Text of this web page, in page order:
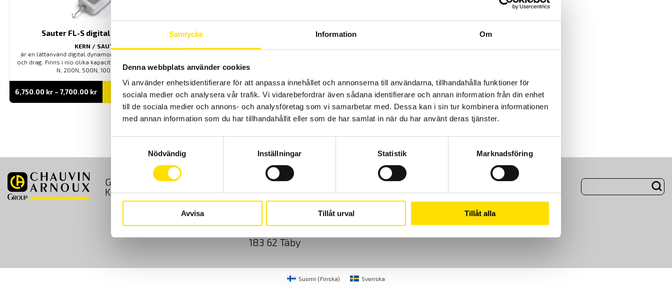
Samtycke Information Om
Denna webbplats använder cookies
Vi använder enhetsidentifierare för att anpassa innehållet och annonserna till användarna, tillhandahålla funktioner för
sociala medier och analysera vår trafik. Vi vidarebefordrar även sådana identifierare och annan information från din enhet
till de sociala medier och annons- och analysföretag som vi samarbetar med. Dessa kan i sin tur kombinera informationen
med annan information som du har tillhandahållit eller som de har samlat in när du har använt deras tjänster.
Nödvändig
Inställningar Statistik Marknadsföring
Avvisa Tillåt urval Tillåt alla
Sauter FL-S digital dynamometer
KERN / SAUTER FL
är en lättanvänd digital dynamometer för mätning av tryck
och drag. Finns i nio olika kapaciteter [5N, 10N, 20N, 50N, 100
N, 200N, 500N, 1000N & 2500N].
6,750.00 kr – 7,700.00 krPrisintervall:
6,750.00 kr
till
7,700.00 kr
LÄS MER
GDPR Köpvillkor Cookies Kundundersökning
Om Oss
Kontakt
Sjöflygvägen 35
183 62 Täby
08-50 52 68 00
info@camatsystem.com
Suomi (Finska) Svenska